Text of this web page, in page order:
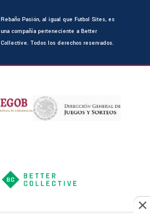
Rebaño Pasión, al igual que Futbol Sites, es
una compañía perteneciente a Better
Collective. Todos los derechos reservados.